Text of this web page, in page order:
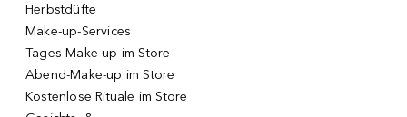
Herbstdüfte
Make-up-Services
Tages-Make-up im Store
Abend-Make-up im Store
Kostenlose Rituale im Store